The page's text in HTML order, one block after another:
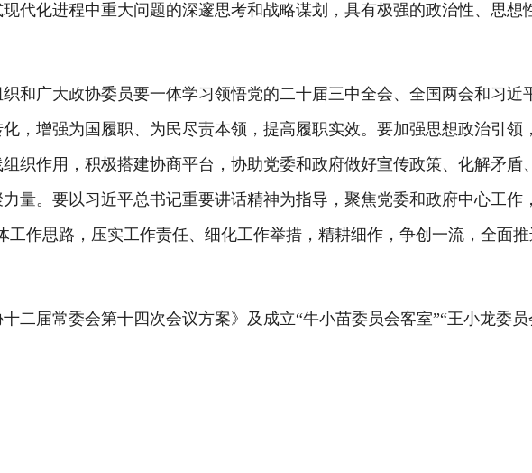
代化进程中重大问题的深邃思考和战略谋划，具有极强的政治性、思
广大政协委员要一体学习领悟党的二十届三中全会、全国两会和习近
，增强为国履职、为民尽责本领，提高履职实效。要加强思想政治引
织作用，积极搭建协商平台，协助党委和政府做好宣传政策、化解矛盾
量。要以习近平总书记重要讲话精神为指导，聚焦党委和政府中心工
工作思路，压实工作责任、细化工作举措，精耕细作，争创一流，全面
届常委会第十四次会议方案》及成立“牛小苗委员会客室”“王小龙委员